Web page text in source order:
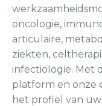
oncologie,
articulaire,
ziekten,
infectiologie. Met
platform en onze
het profiel van